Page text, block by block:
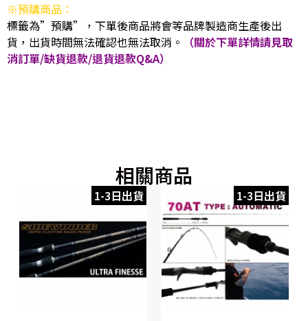
※預購商品：
標籤為”預購”，下單後商品將會等品牌製造商生產後出
貨，出貨時間無法確認也無法取消。
（關於下單詳情請見取
消訂單/缺貨退款/退貨退款Q&A）
相關商品
1-3日出貨 1-3日出貨